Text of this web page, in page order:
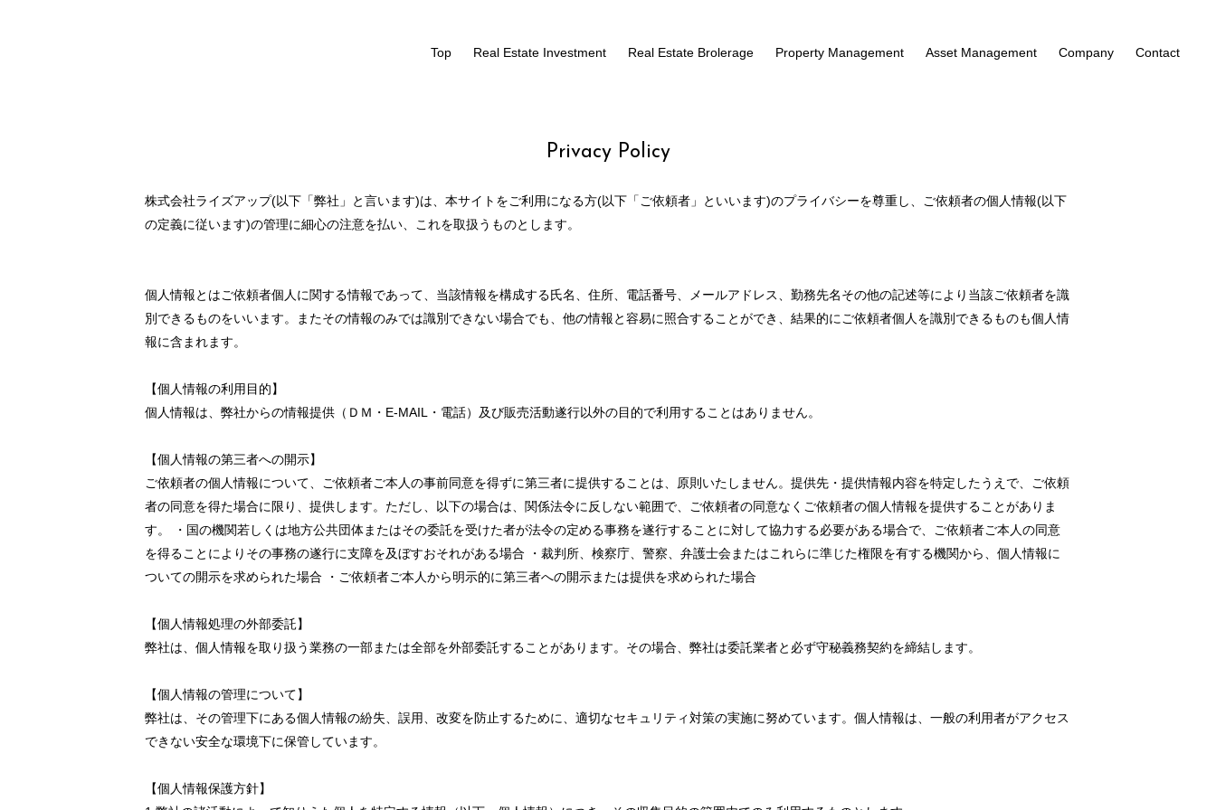
Top Real Estate Investment Real Estate Brolerage Property Management Asset Management Company Contact
Privacy Policy
株式会社ライズアップ(以下「弊社」と言います)は、本サイトをご利用になる方(以下「ご依頼者」といいます)のプライバシーを尊重し、ご依頼者の個人情報(以下
の定義に従います)の管理に細心の注意を払い、これを取扱うものとします。
個人情報とはご依頼者個人に関する情報であって、当該情報を構成する氏名、住所、電話番号、メールアドレス、勤務先名その他の記述等により当該ご依頼者を識
別できるものをいいます。またその情報のみでは識別できない場合でも、他の情報と容易に照合することができ、結果的にご依頼者個人を識別できるものも個人情
報に含まれます。
【個人情報の利用目的】
個人情報は、弊社からの情報提供（ＤＭ・E-MAIL・電話）及び販売活動遂行以外の目的で利用することはありません。
【個人情報の第三者への開示】
ご依頼者の個人情報について、ご依頼者ご本人の事前同意を得ずに第三者に提供することは、原則いたしません。提供先・提供情報内容を特定したうえで、ご依頼
者の同意を得た場合に限り、提供します。ただし、以下の場合は、関係法令に反しない範囲で、ご依頼者の同意なくご依頼者の個人情報を提供することがありま
す。 ・国の機関若しくは地方公共団体またはその委託を受けた者が法令の定める事務を遂行することに対して協力する必要がある場合で、ご依頼者ご本人の同意
を得ることによりその事務の遂行に支障を及ぼすおそれがある場合 ・裁判所、検察庁、警察、弁護士会またはこれらに準じた権限を有する機関から、個人情報に
ついての開示を求められた場合 ・ご依頼者ご本人から明示的に第三者への開示または提供を求められた場合
【個人情報処理の外部委託】
弊社は、個人情報を取り扱う業務の一部または全部を外部委託することがあります。その場合、弊社は委託業者と必ず守秘義務契約を締結します。
【個人情報の管理について】
弊社は、その管理下にある個人情報の紛失、誤用、改変を防止するために、適切なセキュリティ対策の実施に努めています。個人情報は、一般の利用者がアクセス
できない安全な環境下に保管しています。
【個人情報保護方針】